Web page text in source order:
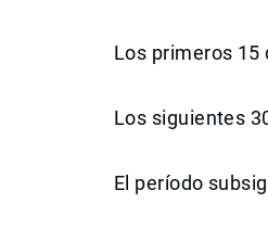
Los primeros 15
Los siguientes
El período